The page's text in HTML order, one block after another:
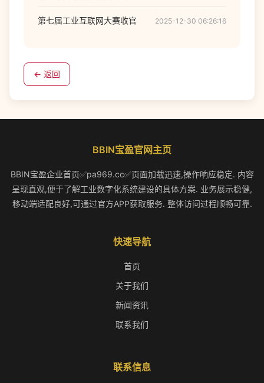
第七届工业互联网大赛收官 2025-12-30 06:26:16
← 返回
BBIN宝盈官网主页
BBIN宝盈企业首页✅pa969.cc✅页面加载迅速,操作响应稳定. 内容
呈现直观,便于了解工业数字化系统建设的具体方案. 业务展示稳健,
移动端适配良好,可通过官方APP获取服务. 整体访问过程顺畅可靠.
快速导航
首页
关于我们
新闻资讯
联系我们
联系信息